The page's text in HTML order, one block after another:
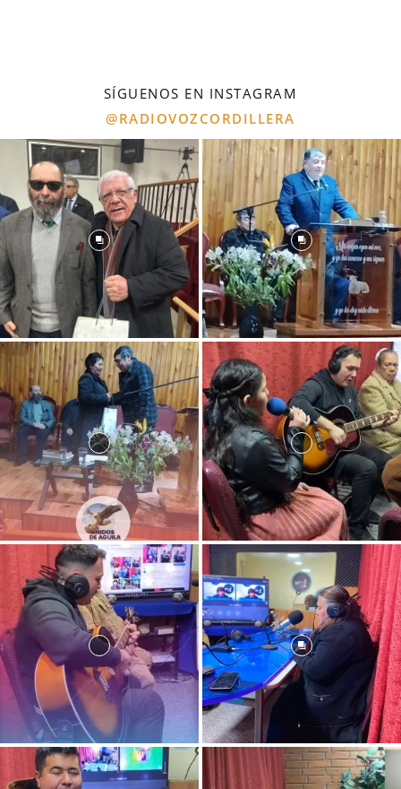
SÍGUENOS EN INSTAGRAM
@RADIOVOZCORDILLERA